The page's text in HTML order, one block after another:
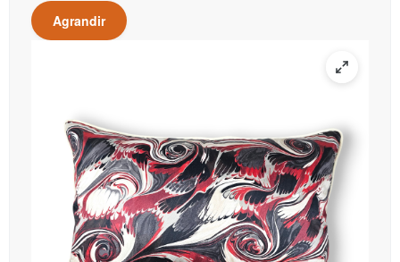
Agrandir